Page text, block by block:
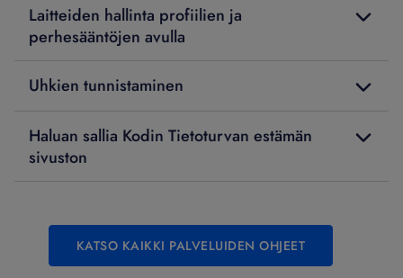
Laitteiden hallinta profiilien ja
perhesääntöjen avulla
Uhkien tunnistaminen
Haluan sallia Kodin Tietoturvan estämän
sivuston
KATSO KAIKKI PALVELUIDEN OHJEET